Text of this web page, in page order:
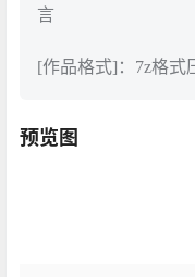
言
[作品格式]：7z格式
预览图